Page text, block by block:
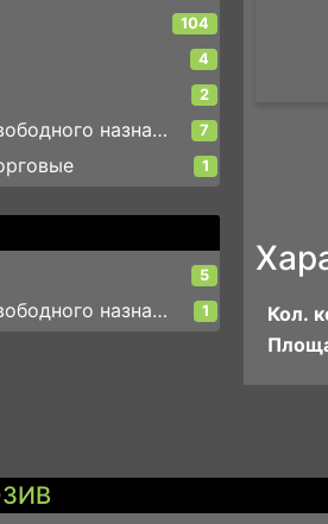
104
4
2
Помещения свободного назначения 7
1
5
Помещения свободного назначения 1 Кол.